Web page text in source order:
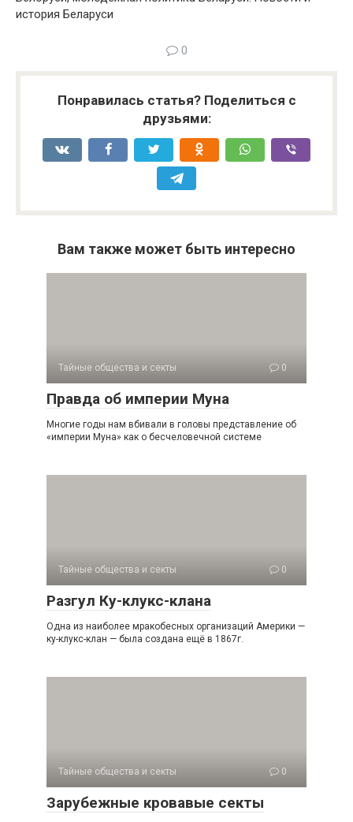
история Беларуси
0
Понравилась статья? Поделиться с
друзьями:
Вам также может быть интересно
Тайные общества и секты 0
Правда об империи Муна
Многие годы нам вбивали в головы представление об
«империи Муна» как о бесчеловечной системе
Тайные общества и секты 0
Разгул Ку-клукс-клана
Одна из наиболее мракобесных организаций Америки —
ку-клукс-клан — была создана ещё в 1867г.
Тайные общества и секты 0
Зарубежные кровавые секты